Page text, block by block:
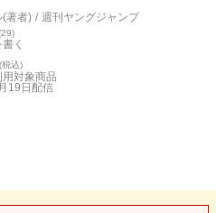
(著者) / 週刊ヤングジャンプ
29)
く
(税込)
対象商品
19日 配信